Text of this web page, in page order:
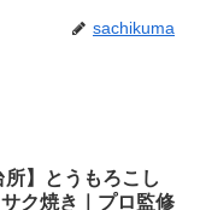
sachikuma
所】とうもろこし
ク焼き｜プロ監修